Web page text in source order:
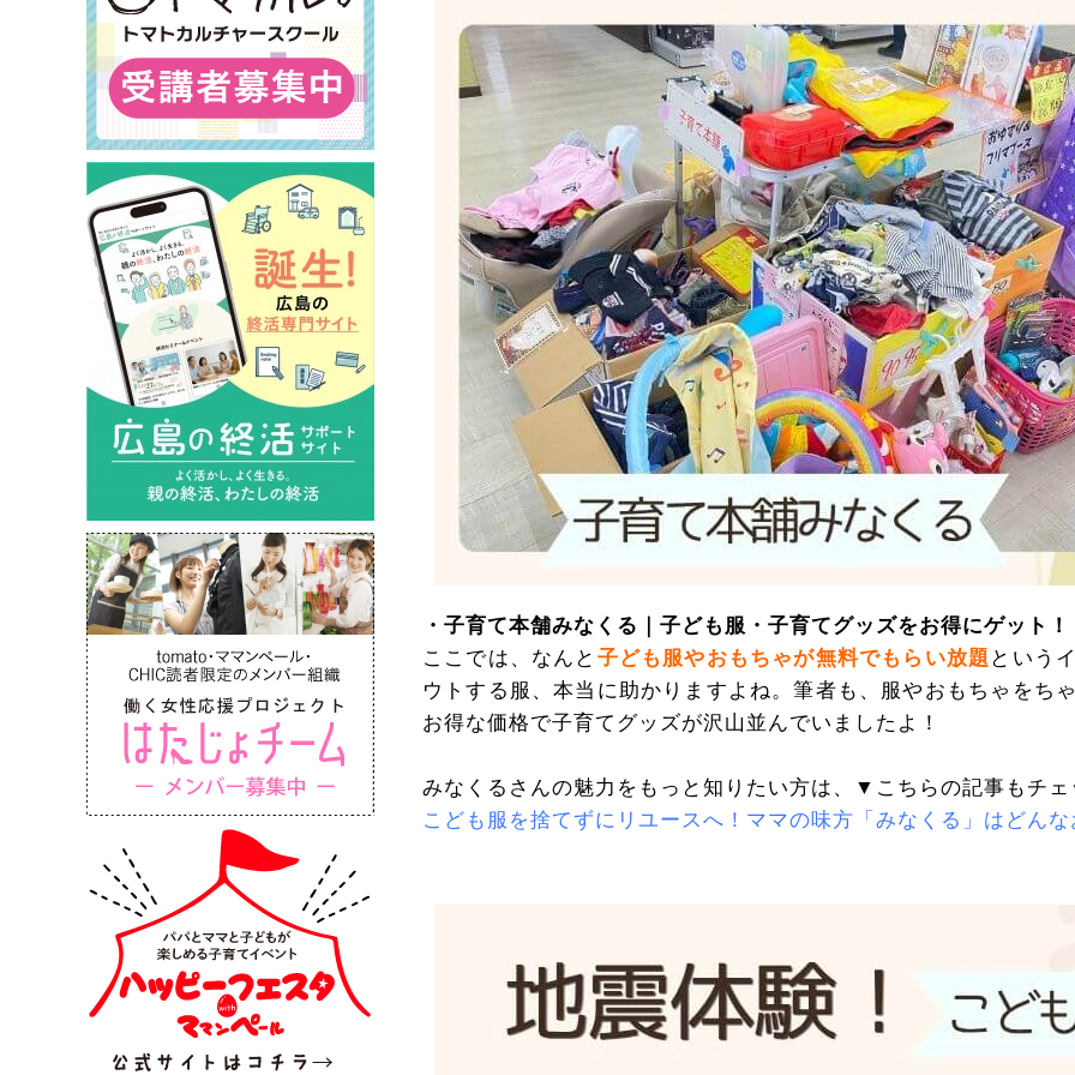
・子育て本舗みなくる｜子ども服・子育てグッズをお得にゲット！
ここでは、なんと 子ども服やおもちゃが無料でもらい放題 という
ウトする服、本当に助かりますよね。筆者も、服やおもちゃをち
お得な価格で子育てグッズが沢山並んでいましたよ！
みなくるさんの魅力をもっと知りたい方は、▼こちらの記事もチ
こども服を捨てずにリユースへ！ママの味方「みなくる」はどん